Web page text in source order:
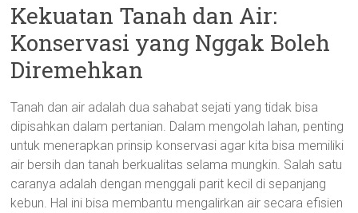
Kekuatan Tanah dan Air:
Konservasi yang Nggak Boleh
Diremehkan
Tanah dan air adalah dua sahabat sejati yang tidak bisa
dipisahkan dalam pertanian. Dalam mengolah lahan, penting
untuk menerapkan prinsip konservasi agar kita bisa memiliki
air bersih dan tanah berkualitas selama mungkin. Salah satu
caranya adalah dengan menggali parit kecil di sepanjang
kebun. Hal ini bisa membantu mengalirkan air secara efisien